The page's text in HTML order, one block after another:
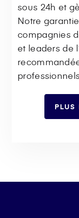
sous 24h et
Notre
compagnies
et leaders de
PLUS